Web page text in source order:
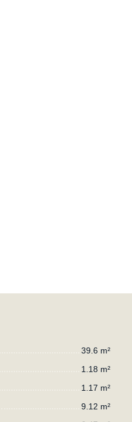
39.6 m²
1.18 m²
1.17 m²
9.12 m²